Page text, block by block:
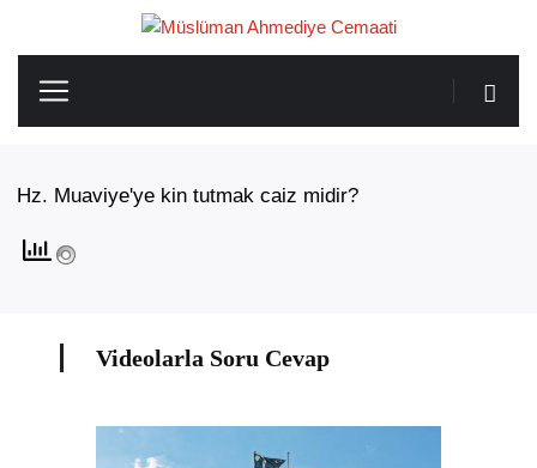
Hz. Muaviye'ye kin tutmak caiz midir?
Videolarla Soru Cevap